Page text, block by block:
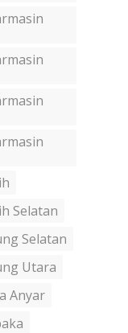
Selatan
Selatan
Utara
Anyar